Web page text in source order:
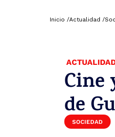
Inicio /Actualidad /
Cine
de
SOCIEDAD